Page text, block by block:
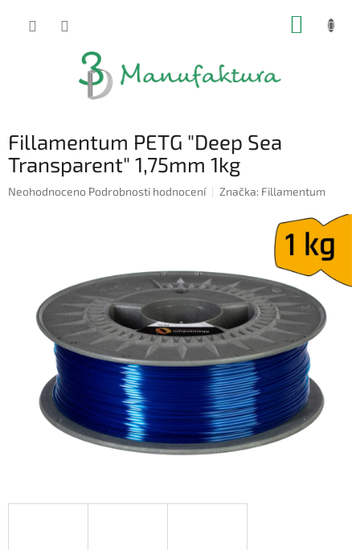
Fillamentum PETG "Deep Sea
Transparent" 1,75mm 1kg
Průměrné
hvězdiček.
Neohodnoceno Podrobnosti hodnocení Značka: Fillamentum